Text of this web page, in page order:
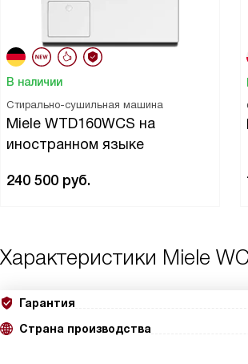
В наличии
Стирально-сушильная машина
Miele WTD160WCS на
иностранном языке
240 500 руб.
Характеристики Miele
Гарантия
Страна производства